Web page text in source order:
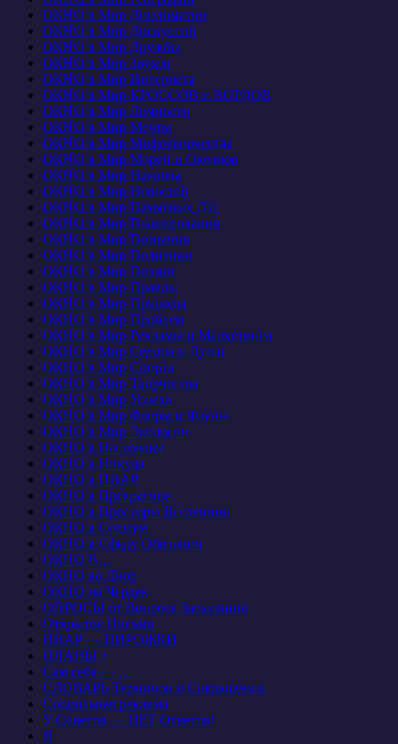
ОКНО в Мир Дипломатии
ОКНО в Мир Дискуссий
ОКНО в Мир Дружбы
ОКНО в Мир Звуков
ОКНО в Мир Интернета
ОКНО в Мир КРОССОВ и ВОРДОВ
ОКНО в Мир Личности
ОКНО в Мир Мечты
ОКНО в Мир Мифотворчества
ОКНО в Мир Морей и Океанов
ОКНО в Мир Наживы
ОКНО в Мир Новостей
ОКНО в Мир Памятных Дат
ОКНО в Мир Планирования
ОКНО в Мир Познания
ОКНО в Мир Политики
ОКНО в Мир Поэзии
ОКНО в Мир Правды
ОКНО в Мир Природы
ОКНО в Мир Проблем
ОКНО в Мир Рекламы и Маркетинга
ОКНО в Мир Сердца и Души
ОКНО в Мир Спорта
ОКНО в Мир Творчества
ОКНО в Мир Успеха
ОКНО в Мир Флоры и Фауны
ОКНО в Мир Экологии
ОКНО в Настоящее
ОКНО в Никуда
ОКНО в ПИАР
ОКНО в Прекрасное
ОКНО в Просторы Вселенной
ОКНО в Социум
ОКНО в Сферу Обитания
ОКНО В…
ОКНО во Двор
ОКНО на Чердак
ОПРОСЫ от Вопроса Засыпкина
Открытое Письмо
ПИАР — ПИРОЖКИ
ПЛАНЫ +
Сам себе — …
СЛОВАРЬ Терминов и Сокращений
Социальная реклама
У Советов — НЕТ Ответов!
Я